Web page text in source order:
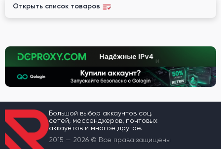
Открыть список товаров
Большой выбор аккаунтов соц.
сетей, мессенджеров, почтовых
аккаунтов и многое другое.
2015 — 2026 © Все права защищены